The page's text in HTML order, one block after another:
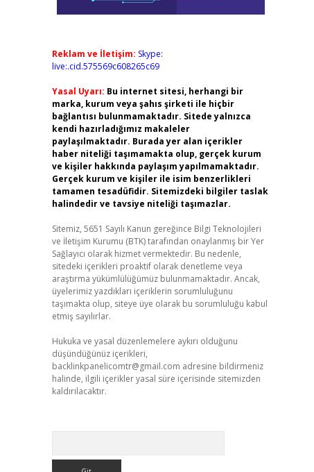
Reklam ve İletişim: Skype:
live:.cid.575569c608265c69
Yasal Uyarı: Bu internet sitesi, herhangi bir
marka, kurum veya şahıs şirketi ile hiçbir
bağlantısı bulunmamaktadır. Sitede yalnızca
kendi hazırladığımız makaleler
paylaşılmaktadır. Burada yer alan içerikler
haber niteliği taşımamakta olup, gerçek kurum
ve kişiler hakkında paylaşım yapılmamaktadır.
Gerçek kurum ve kişiler ile isim benzerlikleri
tamamen tesadüfidir. Sitemizdeki bilgiler taslak
halindedir ve tavsiye niteliği taşımazlar.
Sitemiz, 5651 Sayılı Kanun gereğince Bilgi Teknolojileri
ve İletişim Kurumu (BTK) tarafından onaylanmış bir Yer
Sağlayıcı olarak hizmet vermektedir. Bu nedenle,
sitedeki içerikleri proaktif olarak denetleme veya
araştırma yükümlülüğümüz bulunmamaktadır. Ancak,
üyelerimiz yazdıkları içeriklerin sorumluluğunu
taşımakta olup, siteye üye olarak bu sorumluluğu kabul
etmiş sayılırlar.
Hukuka ve yasal düzenlemelere aykırı olduğunu
düşündüğünüz içerikleri,
backlinkpanelicomtr@gmail.com adresine bildirmeniz
halinde, ilgili içerikler yasal süre içerisinde sitemizden
kaldırılacaktır.